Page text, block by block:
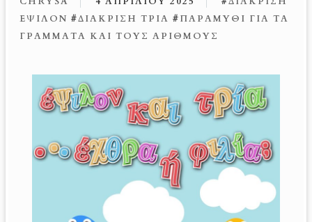
ΈΨΙΛΟΝ #ΔΙΆΚΡΙΣΗ ΤΡΊΑ #ΠΑΡΑΜΎΘΙ ΓΙΑ ΤΑ
ΓΡΆΜΜΑΤΑ ΚΑΙ ΤΟΥΣ ΑΡΙΘΜΟΥΣ